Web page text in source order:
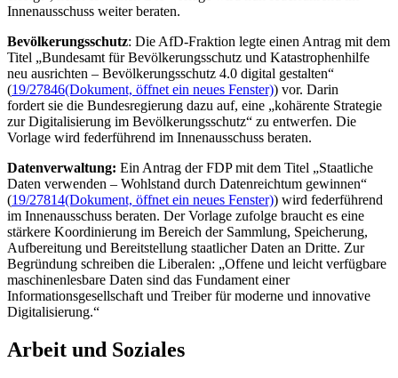
Innenausschuss weiter beraten.
Bevölkerungsschutz: Die AfD-Fraktion legte einen Antrag mit dem
Titel „Bundesamt für Bevölkerungsschutz und Katastrophenhilfe
neu ausrichten – Bevölkerungsschutz 4.0 digital gestalten“
(19/27846(Dokument, öffnet ein neues Fenster)) vor. Darin
fordert sie die Bundesregierung dazu auf, eine „kohärente Strategie
zur Digitalisierung im Bevölkerungsschutz“ zu entwerfen. Die
Vorlage wird federführend im Innenausschuss beraten.
Datenverwaltung: Ein Antrag der FDP mit dem Titel „Staatliche
Daten verwenden – Wohlstand durch Datenreichtum gewinnen“
(19/27814(Dokument, öffnet ein neues Fenster)) wird federführend
im Innenausschuss beraten. Der Vorlage zufolge braucht es eine
stärkere Koordinierung im Bereich der Sammlung, Speicherung,
Aufbereitung und Bereitstellung staatlicher Daten an Dritte. Zur
Begründung schreiben die Liberalen: „Offene und leicht verfügbare
maschinenlesbare Daten sind das Fundament einer
Informationsgesellschaft und Treiber für moderne und innovative
Digitalisierung.“
Arbeit und Soziales